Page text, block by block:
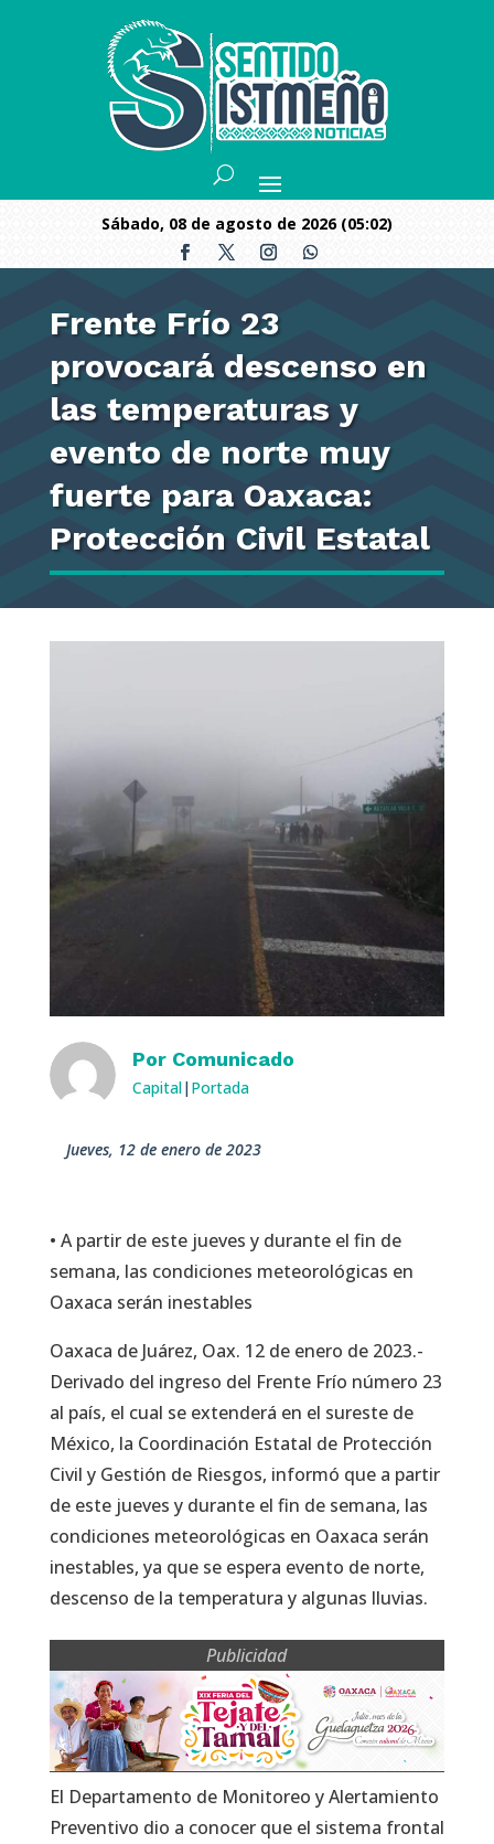
sábado, 08 de agosto de 2026 (05:02)
Frente Frío 23
provocará descenso en
las temperaturas y
evento de norte muy
fuerte para Oaxaca:
Protección Civil Estatal
Por Comunicado
Capital| Portada
jueves, 12 de enero de 2023
• A partir de este jueves y durante el fin de
semana, las condiciones meteorológicas en
Oaxaca serán inestables
Oaxaca de Juárez, Oax. 12 de enero de 2023.-
Derivado del ingreso del Frente Frío número 23
al país, el cual se extenderá en el sureste de
México, la Coordinación Estatal de Protección
Civil y Gestión de Riesgos, informó que a partir
de este jueves y durante el fin de semana, las
condiciones meteorológicas en Oaxaca serán
inestables, ya que se espera evento de norte,
descenso de la temperatura y algunas lluvias.
Publicidad
El Departamento de Monitoreo y Alertamiento
Preventivo dio a conocer que el sistema frontal